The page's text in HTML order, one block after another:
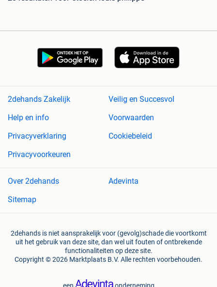
2dehands Zakelijk
Veilig en Succesvol
Help en info
Voorwaarden
Privacyverklaring
Cookiebeleid
Privacyvoorkeuren
Over 2dehands
Adevinta
Sitemap
2dehands is niet aansprakelijk voor (gevolg)schade die voortkomt
uit het gebruik van deze site, dan wel uit fouten of ontbrekende
functionaliteiten op deze site.
Copyright © 2026 Marktplaats B.V. Alle rechten voorbehouden.